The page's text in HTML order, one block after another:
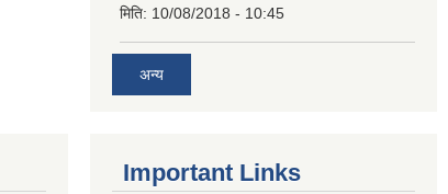
मिति: 10/08/2018 - 10:45
अन्य
Important Links